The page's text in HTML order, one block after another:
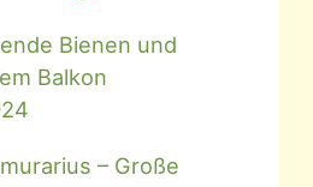
Bienen und
Balkon
– Große